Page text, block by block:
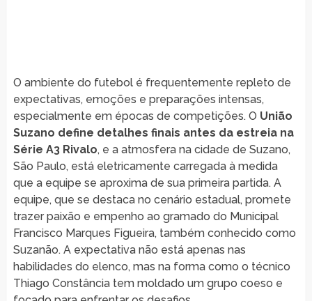
O ambiente do futebol é frequentemente repleto de
expectativas, emoções e preparações intensas,
especialmente em épocas de competições. O União
Suzano define detalhes finais antes da estreia na
Série A3 Rivalo, e a atmosfera na cidade de Suzano,
São Paulo, está eletricamente carregada à medida
que a equipe se aproxima de sua primeira partida. A
equipe, que se destaca no cenário estadual, promete
trazer paixão e empenho ao gramado do Municipal
Francisco Marques Figueira, também conhecido como
Suzanão. A expectativa não está apenas nas
habilidades do elenco, mas na forma como o técnico
Thiago Constância tem moldado um grupo coeso e